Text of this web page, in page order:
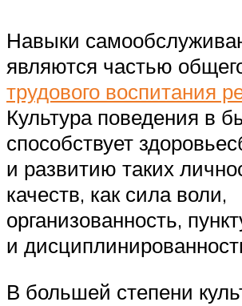
Навыки
являются частью
трудового воспитания
Культура поведения в
способствует
и развитию таких
качеств, как сила воли,
организованность,
и
В большей степени